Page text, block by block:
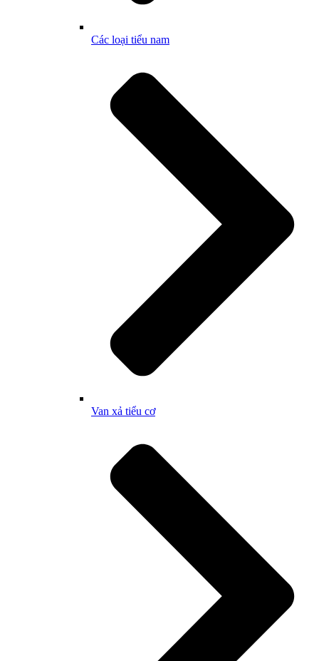
Các loại tiểu nam
Van xả tiểu cơ